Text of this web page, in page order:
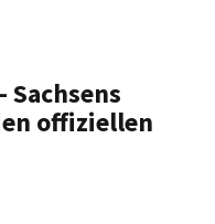
Sachsens
offiziellen